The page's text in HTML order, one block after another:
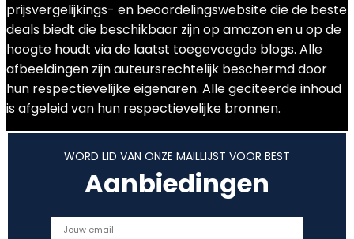
prijsvergelijkings- en beoordelingswebsite die de beste
deals biedt die beschikbaar zijn op amazon en u op de
hoogte houdt via de laatst toegevoegde blogs. Alle
afbeeldingen zijn auteursrechtelijk beschermd door
hun respectievelijke eigenaren. Alle geciteerde inhoud
is afgeleid van hun respectievelijke bronnen.
WORD LID VAN ONZE MAILLIJST VOOR BEST
Aanbiedingen